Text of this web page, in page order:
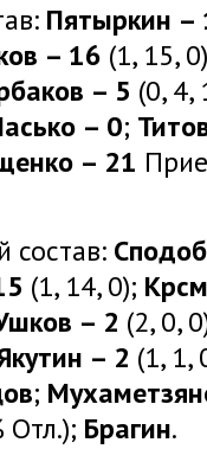
Пятыркин
– 16 (1, 15,
– 5 (0, 4,
– 0;
– 21
состав:
(1, 14, 0);
– 2 (2, 0,
– 2 (1, 1,
;
Отл.); Брагин.